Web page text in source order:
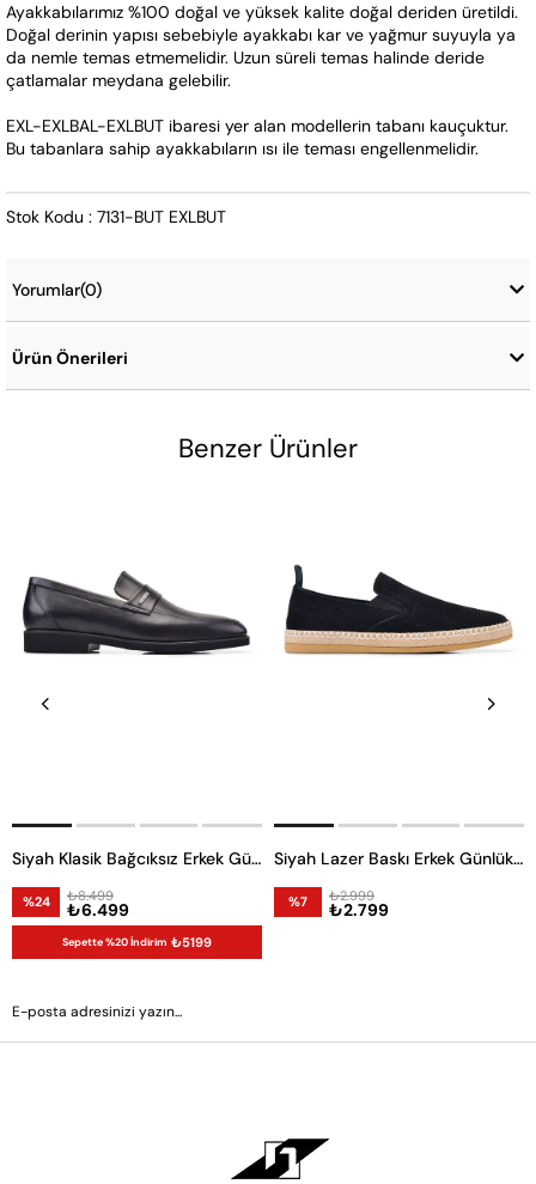
Ayakkabılarımız %100 doğal ve yüksek kalite doğal deriden üretildi.
Doğal derinin yapısı sebebiyle ayakkabı kar ve yağmur suyuyla ya
da nemle temas etmemelidir. Uzun süreli temas halinde deride
çatlamalar meydana gelebilir.
EXL-EXLBAL-EXLBUT ibaresi yer alan modellerin tabanı kauçuktur.
Bu tabanlara sahip ayakkabıların ısı ile teması engellenmelidir.
Stok Kodu : 7131-BUT EXLBUT
Yorumlar(0)
Ürün Önerileri
Benzer Ürünler
Siyah Klasik Bağcıksız Erkek Günlük Ayakkabı
%24 ₺6.499
₺8.499
Sepette %20 İndirim ₺5199
Siyah Lazer Baskı Erkek Günlük Ayakkabı
%7 ₺2.799
₺2.999